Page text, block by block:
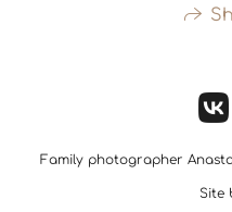
Family photographer
Site